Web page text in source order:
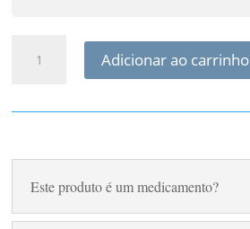
Quântic
Adicionar ao carrinho
Este produto é um medicamento?